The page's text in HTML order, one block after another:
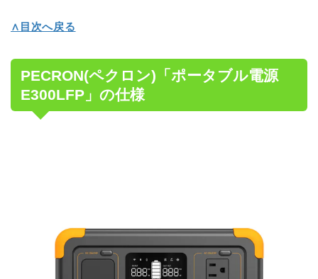
∧目次へ戻る
PECRON(ペクロン)「ポータブル電源
E300LFP」の仕様